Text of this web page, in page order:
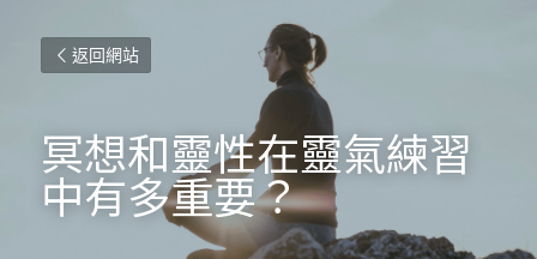
返回網站
冥想和靈性在靈氣練習
中有多重要？